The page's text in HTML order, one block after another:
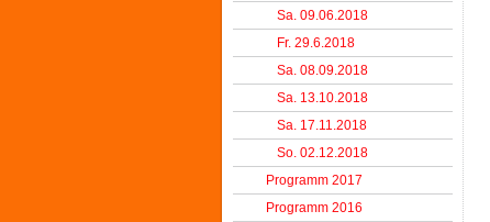
Sa. 09.06.2018
Fr. 29.6.2018
Sa. 08.09.2018
Sa. 13.10.2018
Sa. 17.11.2018
So. 02.12.2018
Programm 2017
Programm 2016